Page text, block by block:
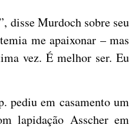
disse Murdoch sobre seu
me apaixonar – mas
vez. É melhor ser. Eu
pediu em casamento um
lapidação Asscher em